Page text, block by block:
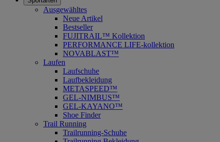
Ausgewähltes
Neue Artikel
Bestseller
FUJITRAIL™ Kollektion
PERFORMANCE LIFE-kollektion
NOVABLAST™
Laufen
Laufschuhe
Laufbekleidung
METASPEED™
GEL-NIMBUS™
GEL-KAYANO™
Shoe Finder
Trail Running
Trailrunning-Schuhe